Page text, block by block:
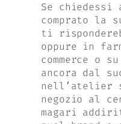
Se chiedessi
comprato la
ti
oppure in
commerce o
ancora dal
nell’atelier
negozio al
magari